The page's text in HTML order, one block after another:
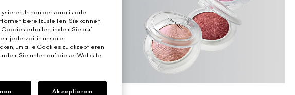
zum Strahlen
Ihnen personalisierte
bereitzustellen. Sie können
erhalten, indem Sie auf
jederzeit in unserer
um alle Cookies zu akzeptieren
Sie unten auf dieser Website
Akzeptieren